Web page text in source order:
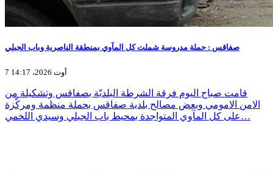
صفاقس : حملة مدروسة شملت كل المآوي بمنطقة الناصرية وباب الجبلي
7 أوت 2026، 14:17
قامت صباح اليوم فرقة الشرطة البلديّة بصفاقس وتشكيلة من
الامن الامومي وبعض مصالح بلدية صفاقس بحملة منظمة ومركّزة
على كل المآوي المتواجدة بمحيط باب الجبلي وسيدي اللخمي…